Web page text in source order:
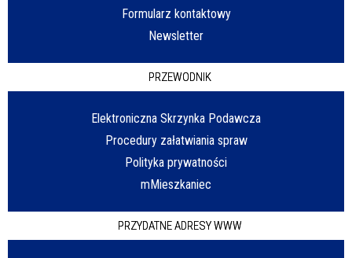
Formularz kontaktowy
Newsletter
PRZEWODNIK
Elektroniczna Skrzynka Podawcza
Procedury załatwiania spraw
Polityka prywatności
mMieszkaniec
PRZYDATNE ADRESY WWW